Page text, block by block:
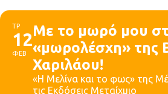
ΤΡ
12
ΦΕΒ
Με το μωρό μου
«μωρολέσχη» της
Χαριλάου!
«Η Μελίνα και το φως» της
τις Εκδόσεις Μεταίχμιο